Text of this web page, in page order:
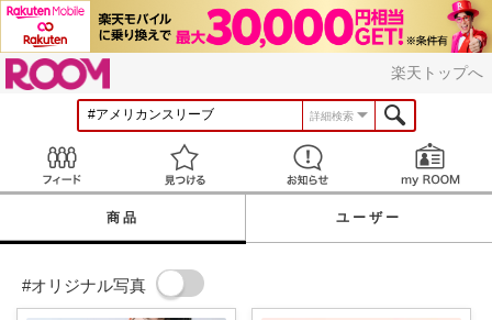
楽天トップへ
詳細検索
見つける お知らせ
商品 ユーザー
#オリジナル写真